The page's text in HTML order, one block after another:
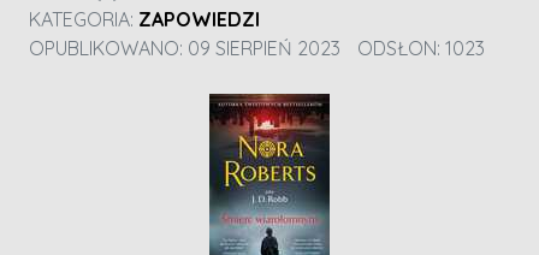
KATEGORIA: ZAPOWIEDZI
OPUBLIKOWANO: 09 SIERPIEŃ 2023
ODSŁON: 1023